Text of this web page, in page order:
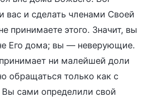
вас и сделать членами Своей
принимаете этого. Значит, вы
Его дома; вы — неверующие.
ни малейшей доли
обращаться только как с
сами определили свой